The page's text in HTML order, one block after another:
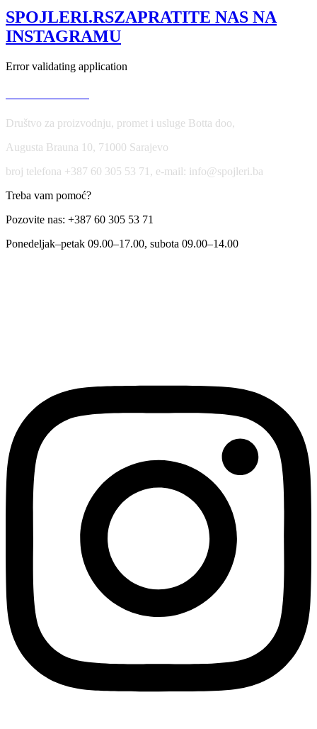
/
Cabriolet
(A238)
Line
SPOJLERI.RSZAPRATITE NAS NA
INSTAGRAMU
Error validating application
Društvo za proizvodnju, promet i usluge Botta doo,
Augusta Brauna 10, 71000 Sarajevo
broj telefona +387 60 305 53 71, e-mail: info@spojleri.ba
Treba vam pomoć?
Pozovite nas: +387 60 305 53 71
Ponedeljak–petak 09.00–17.00, subota 09.00–14.00